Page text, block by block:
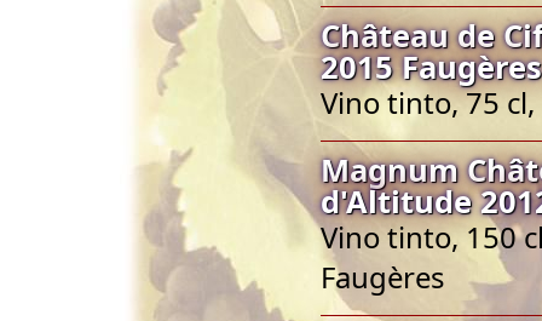
Château de
2015
Vino tinto, 75
Magnum
d'Altitude
Vino tinto, 150
Faugères